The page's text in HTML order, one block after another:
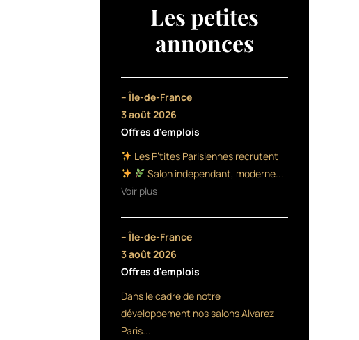
Les petites
annonces
– Île-de-France
3 août 2026
Offres d'emplois
Les P’tites Parisiennes recrutent
Salon indépendant, moderne...
Voir plus
– Île-de-France
3 août 2026
Offres d'emplois
Dans le cadre de notre
développement nos salons Alvarez
Paris...